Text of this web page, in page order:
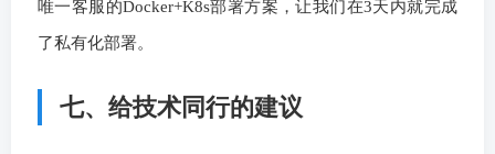
唯一客服的Docker+K8s部署方案，让我们在3天内就完成
了私有化部署。
七、给技术同行的建议